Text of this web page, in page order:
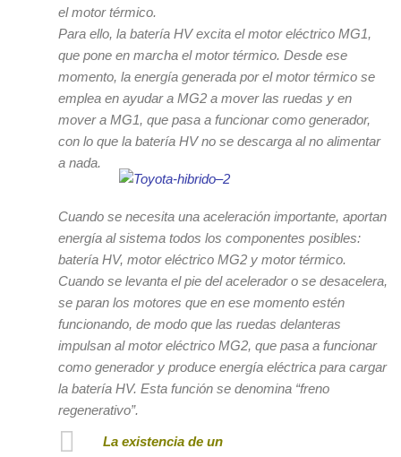
el motor térmico.
Para ello, la batería HV excita el motor eléctrico MG1,
que pone en marcha el motor térmico. Desde ese
momento, la energía generada por el motor térmico se
emplea en ayudar a MG2 a mover las ruedas y en
mover a MG1, que pasa a funcionar como generador,
con lo que la batería HV no se descarga al no alimentar
a nada.
Cuando se necesita una aceleración importante, aportan
energía al sistema todos los componentes posibles:
batería HV, motor eléctrico MG2 y motor térmico.
Cuando se levanta el pie del acelerador o se desacelera,
se paran los motores que en ese momento estén
funcionando, de modo que las ruedas delanteras
impulsan al motor eléctrico MG2, que pasa a funcionar
como generador y produce energía eléctrica para cargar
la batería HV. Esta función se denomina “freno
regenerativo”.
La existencia de un